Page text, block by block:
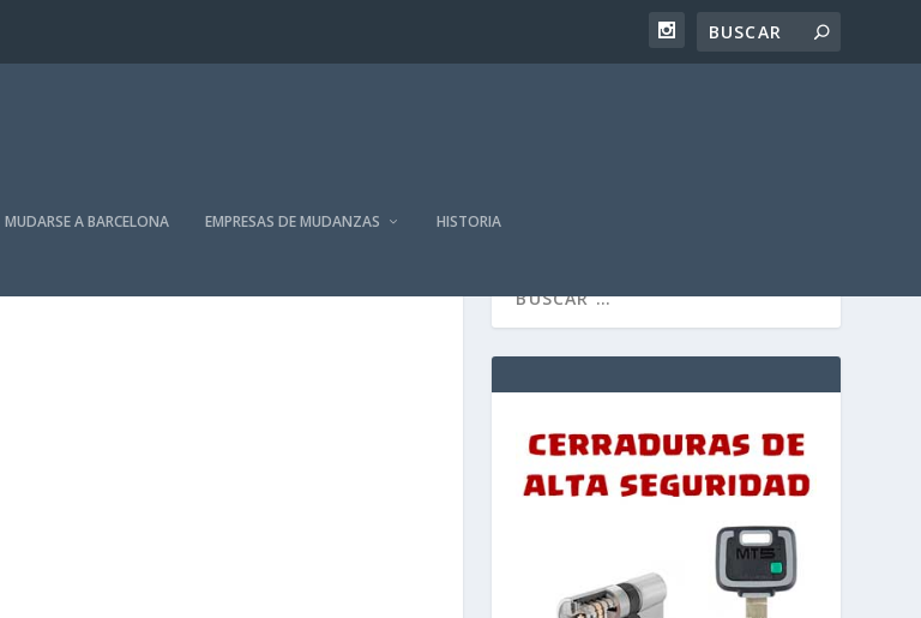
MUDARSE A BARCELONA EMPRESAS DE MUDANZAS HISTORIA